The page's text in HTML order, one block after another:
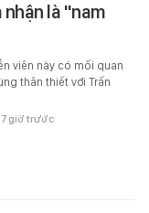
là "nam
viên này có mối quan
thân thiết với Trấn
7 giờ trước